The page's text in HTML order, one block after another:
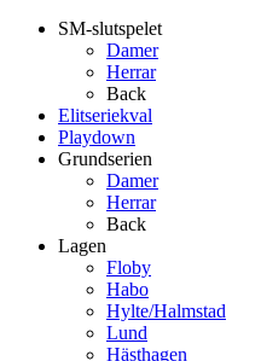
SM-slutspelet
Damer
Herrar
Back
Elitseriekval
Playdown
Grundserien
Damer
Herrar
Back
Lagen
Floby
Habo
Hylte/Halmstad
Lund
Hästhagen